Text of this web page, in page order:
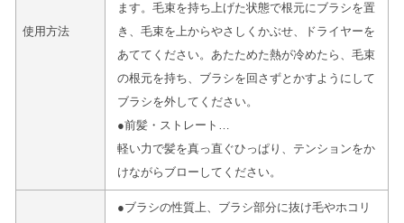
使用方法
ます。毛束を持ち上げた状態で根元にブラシを置
き、毛束を上からやさしくかぶせ、ドライヤーを
あててください。あたためた熱が冷めたら、毛束
の根元を持ち、ブラシを回さずとかすようにして
ブラシを外してください。
●前髪・ストレート…
軽い力で髪を真っ直ぐひっぱり、テンションをか
けながらブローしてください。
●ブラシの性質上、ブラシ部分に抜け毛やホコリ